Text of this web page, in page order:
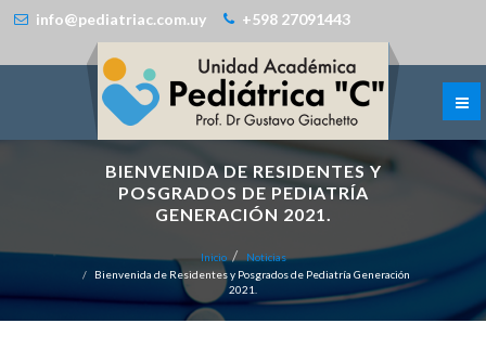
info@pediatriac.com.uy +598 27091443
BIENVENIDA DE RESIDENTES Y
POSGRADOS DE PEDIATRÍA
GENERACIÓN 2021.
Inicio
Noticias
Bienvenida de Residentes y Posgrados de Pediatría Generación
2021.